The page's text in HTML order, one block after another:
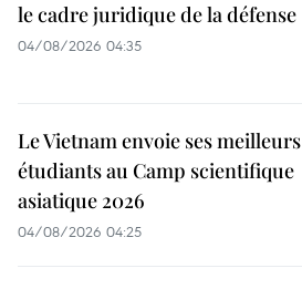
le cadre juridique de la défense
04/08/2026 04:35
Le Vietnam envoie ses meilleurs
étudiants au Camp scientifique
asiatique 2026
04/08/2026 04:25